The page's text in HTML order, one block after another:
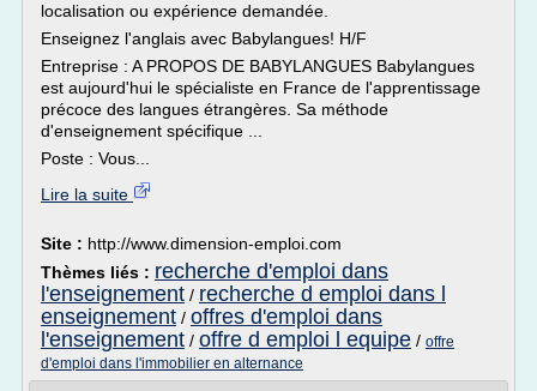
localisation ou expérience demandée.
Enseignez l'anglais avec Babylangues! H/F
Entreprise : A PROPOS DE BABYLANGUES Babylangues
est aujourd'hui le spécialiste en France de l'apprentissage
précoce des langues étrangères. Sa méthode
d'enseignement spécifique ...
Poste : Vous...
Lire la suite
Site : http://www.dimension-emploi.com
Thèmes liés : recherche d'emploi dans
l'enseignement / recherche d emploi dans l
enseignement / offres d'emploi dans
l'enseignement / offre d emploi l equipe / offre
d'emploi dans l'immobilier en alternance